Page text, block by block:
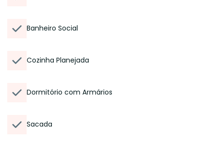
Banheiro Social
Cozinha Planejada
Dormitório com Armários
Sacada